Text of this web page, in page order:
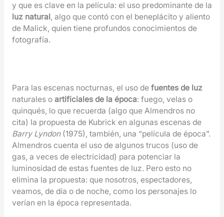
y que es clave en la película: el uso predominante de la
luz natural , algo que contó con el beneplácito y aliento
de Malick, quien tiene profundos conocimientos de
fotografía.
Para las escenas nocturnas, el uso de fuentes de luz
naturales o artificiales de la época: fuego, velas o
quinqués, lo que recuerda (algo que Almendros no
cita) la propuesta de Kubrick en algunas escenas de
Barry Lyndon(1975), también, una “película de época”.
Almendros cuenta el uso de algunos trucos (uso de
gas, a veces de electricidad) para potenciar la
luminosidad de estas fuentes de luz. Pero esto no
elimina la propuesta: que nosotros, espectadores,
veamos, de día o de noche, como los personajes lo
verían en la época representada.